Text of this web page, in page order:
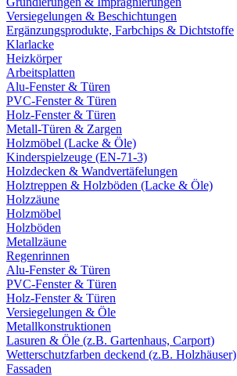
Versiegelungen & Beschichtungen
Ergänzungsprodukte, Farbchips & Dichtstoffe
Klarlacke
Heizkörper
Arbeitsplatten
Alu-Fenster & Türen
PVC-Fenster & Türen
Holz-Fenster & Türen
Metall-Türen & Zargen
Holzmöbel (Lacke & Öle)
Kinderspielzeuge (EN-71-3)
Holzdecken & Wandvertäfelungen
Holztreppen & Holzböden (Lacke & Öle)
Holzzäune
Holzmöbel
Holzböden
Metallzäune
Regenrinnen
Alu-Fenster & Türen
PVC-Fenster & Türen
Holz-Fenster & Türen
Versiegelungen & Öle
Metallkonstruktionen
Lasuren & Öle (z.B. Gartenhaus, Carport)
Wetterschutzfarben deckend (z.B. Holzhäuser)
Fassaden